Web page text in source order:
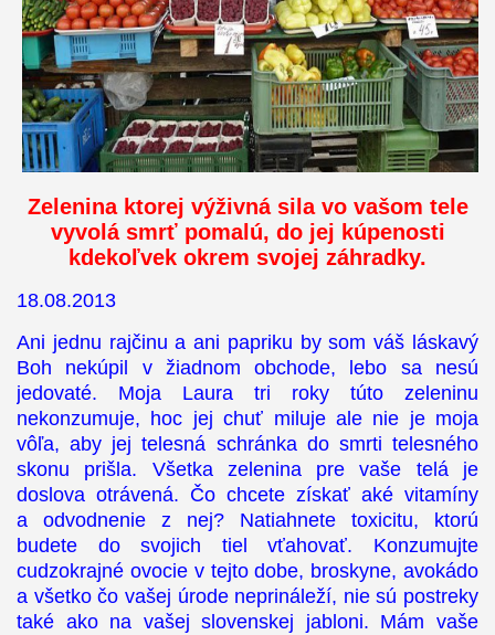
Zelenina ktorej výživná sila vo vašom tele
vyvolá smrť pomalú, do jej kúpenosti
kdekoľvek okrem svojej záhradky.
18.08.2013
Ani jednu rajčinu a ani papriku by som váš láskavý
Boh nekúpil v žiadnom obchode, lebo sa nesú
jedovaté. Moja Laura tri roky túto zeleninu
nekonzumuje, hoc jej chuť miluje ale nie je moja
vôľa, aby jej telesná schránka do smrti telesného
skonu prišla. Všetka zelenina pre vaše telá je
doslova otrávená. Čo chcete získať aké vitamíny
a odvodnenie z nej? Natiahnete toxicitu, ktorú
budete do svojich tiel vťahovať. Konzumujte
cudzokrajné ovocie v tejto dobe, broskyne, avokádo
a všetko čo vašej úrode neprináleží, nie sú postreky
také ako na vašej slovenskej jabloni. Mám vaše